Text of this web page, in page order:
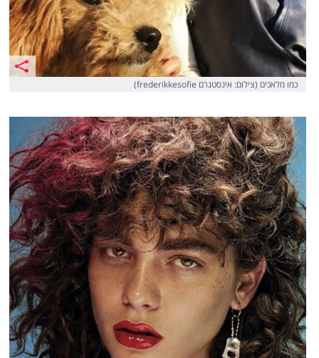
כמו מלאכים (צילום: אינסטגרם frederikkesofie)